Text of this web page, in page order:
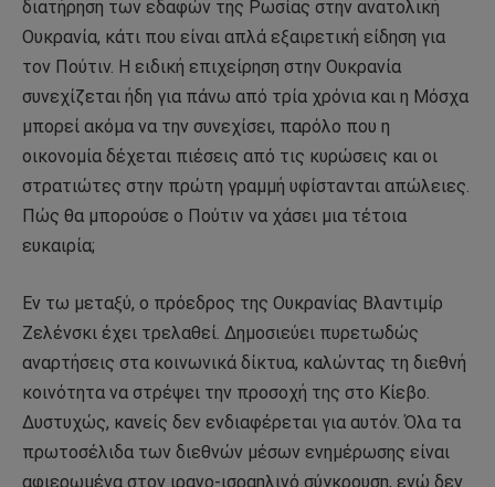
διατήρηση των εδαφών της Ρωσίας στην ανατολική
Ουκρανία, κάτι που είναι απλά εξαιρετική είδηση για
τον Πούτιν. Η ειδική επιχείρηση στην Ουκρανία
συνεχίζεται ήδη για πάνω από τρία χρόνια και η Μόσχα
μπορεί ακόμα να την συνεχίσει, παρόλο που η
οικονομία δέχεται πιέσεις από τις κυρώσεις και οι
στρατιώτες στην πρώτη γραμμή υφίστανται απώλειες.
Πώς θα μπορούσε ο Πούτιν να χάσει μια τέτοια
ευκαιρία;
Εν τω μεταξύ, ο πρόεδρος της Ουκρανίας Βλαντιμίρ
Ζελένσκι έχει τρελαθεί. Δημοσιεύει πυρετωδώς
αναρτήσεις στα κοινωνικά δίκτυα, καλώντας τη διεθνή
κοινότητα να στρέψει την προσοχή της στο Κίεβο.
Δυστυχώς, κανείς δεν ενδιαφέρεται για αυτόν. Όλα τα
πρωτοσέλιδα των διεθνών μέσων ενημέρωσης είναι
αφιερωμένα στον ιρανο-ισραηλινό σύγκρουση, ενώ δεν